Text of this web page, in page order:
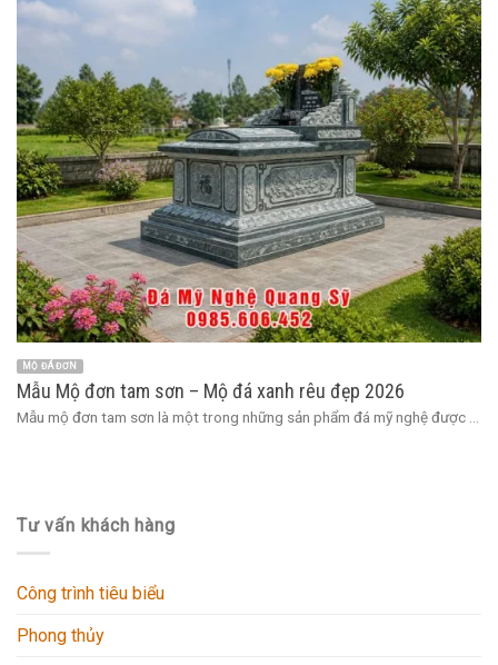
MỘ ĐÁ ĐƠN
Mẫu Mộ đơn tam sơn – Mộ đá xanh rêu đẹp 2026
Mẫu mộ đơn tam sơn là một trong những sản phẩm đá mỹ nghệ được ...
Tư vấn khách hàng
Công trình tiêu biểu
Phong thủy